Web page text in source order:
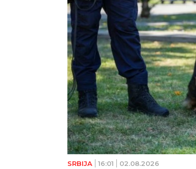
SRBIJA 16:01 02.08.2026